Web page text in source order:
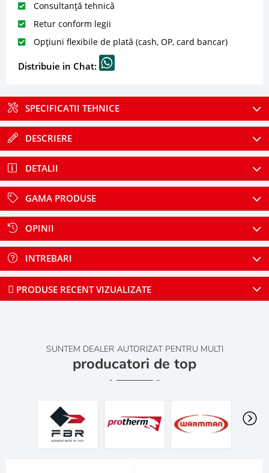
Consultanță tehnică
Retur conform legii
Opțiuni flexibile de plată (cash, OP, card bancar)
Distribuie in Chat:
SPECIFICATII TEHNICE
DESCRIERE
DETALII
GAMA PRODUSE
OPINII
INTREBARI
PRODUSE RECENT VIZUALIZATE
SUNTEM DEALER AUTORIZAT PENTRU MULTI
producatori de top